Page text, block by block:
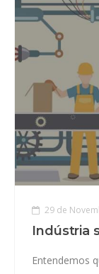
29 de
Indústria
Entendemos